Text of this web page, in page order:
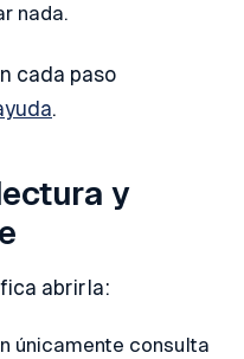
nada.
cada paso
.
y
abrirla:
únicamente consulta